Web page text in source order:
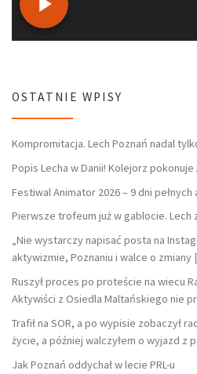
OSTATNIE WPISY
Kompromitacja. Lech Poznań nadal
Popis Lecha w Danii! Kolejorz pokonuje
Festiwal Animator 2026 – 9 dni
Pierwsze trofeum już w gablocie. Lech
„Nie wystarczy napisać posta na
aktywizmie, Poznaniu i walce o zmiany
Ruszył proces po proteście na wiecu
Aktywiści z Osiedla Maltańskiego nie
Trafił na SOR, a po wypisie zobaczył
życie, a później walczyłem o wyjazd z
Jak Poznań oddychał w lecie PRL-u